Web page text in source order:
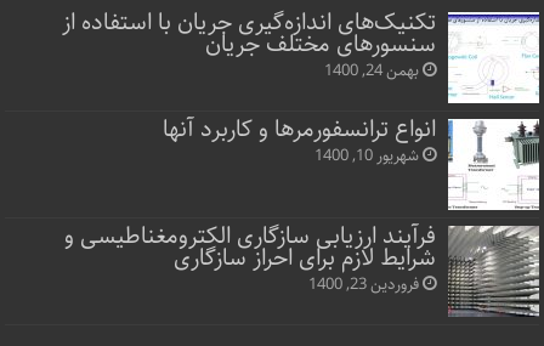
تکنیک‌های اندازه‌گیری جریان با استفاده از
سنسورهای مختلف جریان
بهمن 24, 1400
انواع ترانسفورمرها و کاربرد آنها
شهریور 10, 1400
فرآیند ارزیابی سازگاری الکترومغناطیسی و
شرایط لازم برای احراز سازگاری
فروردین 23, 1400